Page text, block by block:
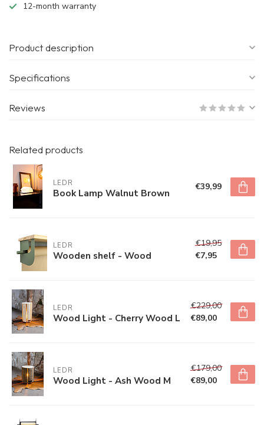
12-month warranty
Product description
Specifications
Reviews
Related products
LEDR
Book Lamp Walnut Brown €39,99
LEDR
Wooden shelf - Wood
€19,95
€7,95
LEDR
Wood Light - Cherry Wood L
€229,00
€89,00
LEDR
Wood Light - Ash Wood M
€179,00
€89,00